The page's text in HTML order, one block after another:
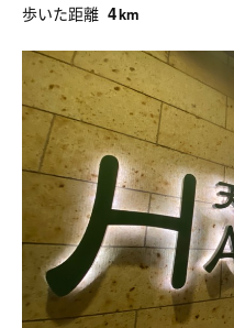
歩いた距離 4km